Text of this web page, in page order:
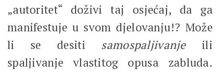
„autoritet“ doživi taj osjećaj, da ga
manifestuje u svom djelovanju!? Može
li se desiti samospaljivanjeili
spaljivanje vlastitog opusa zabluda.